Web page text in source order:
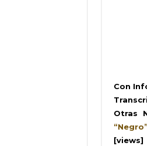
Con
Otras
[views]